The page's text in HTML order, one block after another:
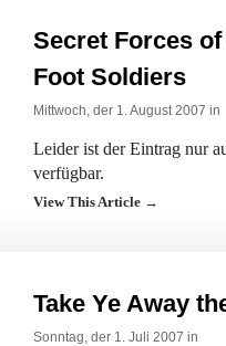
Secret Forces
Foot Soldiers
Mittwoch, der 1. August 2007 in
Leider ist der Eintrag nur
verfügbar.
View This Article →
Take Ye Away
Sonntag, der 1. Juli 2007 in